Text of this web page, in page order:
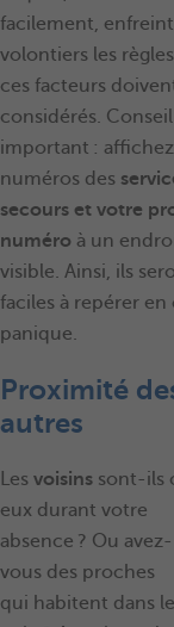
facilement, enfreint
volontiers les
ces facteurs
considérés. Conseil
important :
numéros des
secours et votre
numéro à un
visible. Ainsi, ils
faciles à repérer en
panique.
Proximité
autres
Les voisins sont-ils
eux durant votre
absence ? Ou avez-
vous des proches
qui habitent dans le